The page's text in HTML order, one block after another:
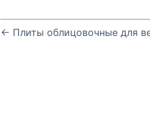
← Плиты облицовочные для